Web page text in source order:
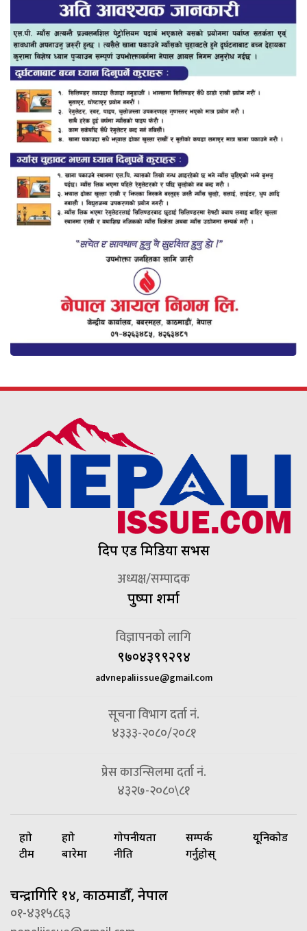
दिप एड मिडिया सर्भिस
अध्यक्ष/सम्पादक
पुष्पा शर्मा
विज्ञापनको लागि
९७०४३९९२९४
advnepaliissue@gmail.com
सूचना विभाग दर्ता नं.
४३३३-२०८०/२०८१
प्रेस काउन्सिलमा दर्ता नं.
४३२७-२०८०\८१
हाम्रो
टीम
हाम्रो
बारेमा
गोपनीयता
नीति
सम्पर्क
गर्नुहोस्
यूनिकोड
चन्द्रागिरि १४, काठमाडौँ, नेपाल
०१-४३१५८६३